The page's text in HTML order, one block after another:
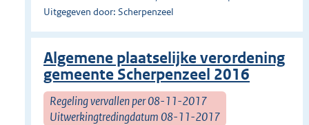
Uitgegeven door: Scherpenzeel
Algemene plaatselijke verordening
gemeente Scherpenzeel 2016
Regeling vervallen per 08-11-2017
Uitwerkingtredingdatum 08-11-2017